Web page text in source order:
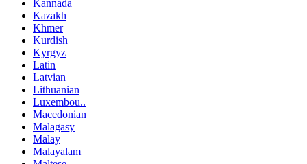
Kannada
Kazakh
Khmer
Kurdish
Kyrgyz
Latin
Latvian
Lithuanian
Luxembou..
Macedonian
Malagasy
Malay
Malayalam